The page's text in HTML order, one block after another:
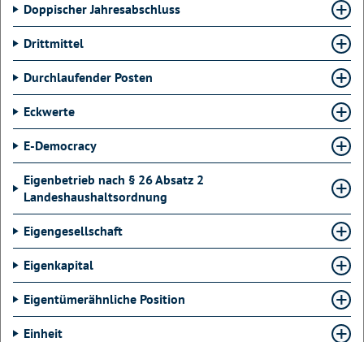
Doppischer Jahresabschluss
Drittmittel
Durchlaufender Posten
Eckwerte
E-Democracy
Eigenbetrieb nach § 26 Absatz 2
Landeshaushaltsordnung
Eigengesellschaft
Eigenkapital
Eigentümerähnliche Position
Einheit